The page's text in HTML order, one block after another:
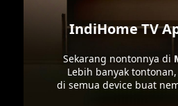
IndiHome TV
Sekarang nontonnya di
Lebih banyak
di semua device buat